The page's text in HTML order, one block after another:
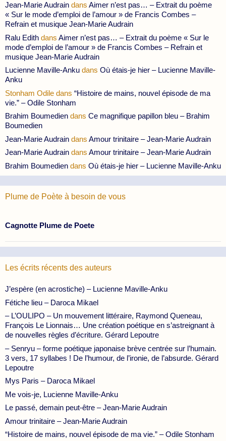
Jean-Marie Audrain dans Aimer n’est pas… – Extrait du poème
« Sur le mode d’emploi de l’amour » de Francis Combes –
Refrain et musique Jean-Marie Audrain
Ralu Edith dans Aimer n’est pas… – Extrait du poème « Sur le
mode d’emploi de l’amour » de Francis Combes – Refrain et
musique Jean-Marie Audrain
Lucienne Maville-Anku dans Où étais-je hier – Lucienne Maville-
Anku
Stonham Odile dans “Histoire de mains, nouvel épisode de ma
vie.” – Odile Stonham
Brahim Boumedien dans Ce magnifique papillon bleu – Brahim
Boumedien
Jean-Marie Audrain dans Amour trinitaire – Jean-Marie Audrain
Jean-Marie Audrain dans Amour trinitaire – Jean-Marie Audrain
Brahim Boumedien dans Où étais-je hier – Lucienne Maville-Anku
Plume de Poète à besoin de vous
Cagnotte Plume de Poete
Les écrits récents des auteurs
J’espère (en acrostiche) – Lucienne Maville-Anku
Fétiche lieu – Daroca Mikael
– L’OULIPO – Un mouvement littéraire, Raymond Queneau,
François Le Lionnais… Une création poétique en s’astreignant à
de nouvelles règles d’écriture. Gérard Lepoutre
– Senryu – forme poétique japonaise brève centrée sur l’humain.
3 vers, 17 syllabes ! De l’humour, de l’ironie, de l’absurde. Gérard
Lepoutre
Mys Paris – Daroca Mikael
Me vois-je, Lucienne Maville-Anku
Le passé, demain peut-être – Jean-Marie Audrain
Amour trinitaire – Jean-Marie Audrain
“Histoire de mains, nouvel épisode de ma vie.” – Odile Stonham